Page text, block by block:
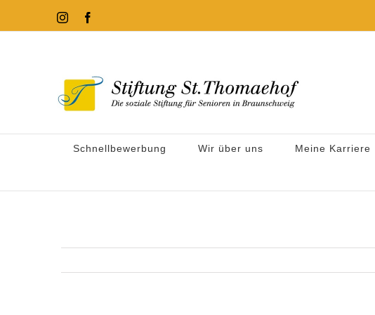
Inhalt
Instagram
Schnellbewerbung Wir über uns Meine Karriere